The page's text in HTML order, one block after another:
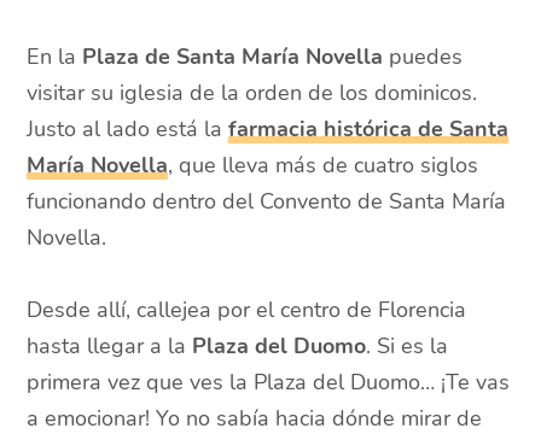
En la Plaza de Santa María Novella puedes
visitar su iglesia de la orden de los dominicos.
Justo al lado está lafarmacia histórica de Santa
María Novella, que lleva más de cuatro siglos
funcionando dentro del Convento de Santa María
Novella.
Desde allí, callejea por el centro de Florencia
hasta llegar a la Plaza del Duomo. Si es la
primera vez que ves la Plaza del Duomo… ¡Te vas
a emocionar! Yo no sabía hacia dónde mirar de